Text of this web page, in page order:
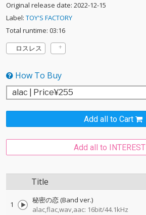
Original release date: 2022-12-15
Label: TOY'S FACTORY
Total runtime: 03:16
ロスレス
How To Buy
Add all to Cart
Add all to INTEREST
Title
1
秘密の恋 (Band ver.)
alac,flac,wav,aac: 16bit/44.1kHz